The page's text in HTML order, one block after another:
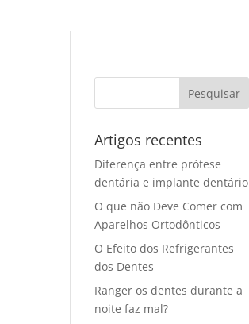
Artigos recentes
Diferença entre prótese
dentária e implante dentário
O que não Deve Comer com
Aparelhos Ortodônticos
O Efeito dos Refrigerantes
dos Dentes
Ranger os dentes durante a
noite faz mal?